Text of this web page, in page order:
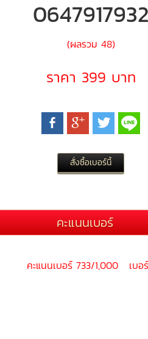
0647917932
(ผลรวม 48)
ราคา 399 บาท
คะแนนเบอร์
คะแนนเบอร์ 733/1,000 เบอ